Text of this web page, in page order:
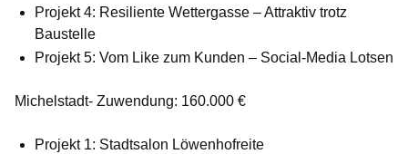
Projekt 4: Resiliente Wettergasse – Attraktiv trotz
Baustelle
Projekt 5: Vom Like zum Kunden – Social-Media Lotsen
Michelstadt- Zuwendung: 160.000 €
Projekt 1: Stadtsalon Löwenhofreite